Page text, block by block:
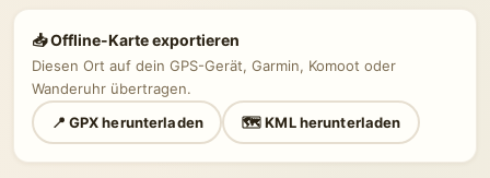
📥 Offline-Karte exportieren
Diesen Ort auf dein GPS-Gerät, Garmin, Komoot oder
Wanderuhr übertragen.
📍 GPX herunterladen
🗺 KML herunterladen